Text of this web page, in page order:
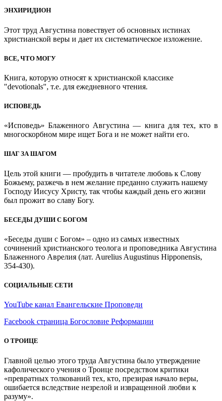
ЭНХИРИДИОН
Этот труд Августина повествует об основных истинах
христианской веры и дает их систематическое изложение.
ВСЕ, ЧТО МОГУ
Книга, которую относят к христианской классике
"devotionals", т.е. для ежедневного чтения.
ИСПОВЕДЬ
«Исповедь» Блаженного Августина — книга для тех, кто в
многоскорбном мире ищет Бога и не может найти его.
ШАГ ЗА ШАГОМ
Цель этой книги — пробудить в читателе любовь к Слову
Божьему, разжечь в нем желание преданно служить нашему
Господу Иисусу Христу, так чтобы каждый день его жизни
был прожит во славу Богу.
БЕСЕДЫ ДУШИ С БОГОМ
«Беседы души с Богом» – одно из самых известных
сочинений христианского теолога и проповедника Августина
Блаженного Аврелия (лат. Aurelius Augustinus Hipponensis,
354-430).
СОЦИАЛЬНЫЕ СЕТИ
YouTube канал Евангельские Проповеди
Facebook страница Богословие Реформации
О ТРОИЦЕ
Главной целью этого труда Августина было утверждение
кафолического учения о Троице посредством критики
«превратных толкований тех, кто, презирая начало веры,
ошибается вследствие незрелой и извращенной любви к
разуму».